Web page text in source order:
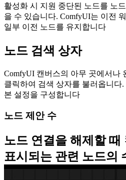
활성화 시 지원 중단된 노드를 노
을 수 있습니다. ComfyUI는 이전
일부 이전 노드를 유지합니다
노드 검색 상자
ComfyUI 캔버스의 아무 곳에서나
클릭하여 검색 상자를 불러옵니다.
본 설정을 구성합니다
노드 제안 수
노드 연결을 해제할 때
표시되는 관련 노드의